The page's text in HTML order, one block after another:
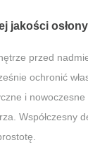
jakości
przed
ochronić
i
Współczesny